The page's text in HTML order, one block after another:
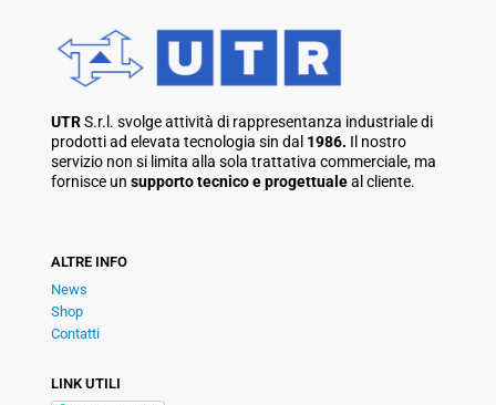
UTRS.r.l. svolge attività di rappresentanza industriale di
prodotti ad elevata tecnologia sin dal 1986. Il nostro
servizio non si limita alla sola trattativa commerciale, ma
fornisce un supporto tecnico e progettualeal cliente.
ALTRE INFO
News
Shop
Contatti
LINK UTILI